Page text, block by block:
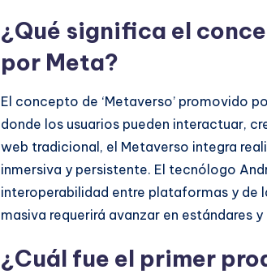
¿Qué significa el
por Meta?
El concepto de ‘Metaverso’ promovido
donde los usuarios pueden interactuar,
web tradicional, el Metaverso integra
inmersiva y persistente. El tecnólogo
interoperabilidad entre plataformas y de
masiva requerirá avanzar en estándares
¿Cuál fue el primer